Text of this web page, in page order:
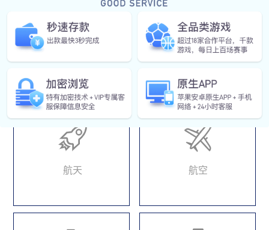
采自用、无法共享数据的信息孤岛现状，为用户提供一个理
想的试验数字化应用平台。
应用领域
航天 航空